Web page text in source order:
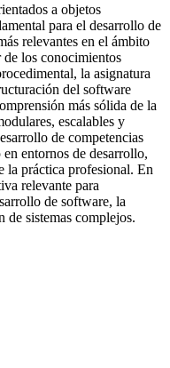
a objetos
para el desarrollo de
relevantes en el ámbito
los conocimientos
la asignatura
del software
más sólida de la
escalables y
de competencias
entornos de desarrollo,
la práctica profesional. En
relevante para
de software, la
sistemas complejos.